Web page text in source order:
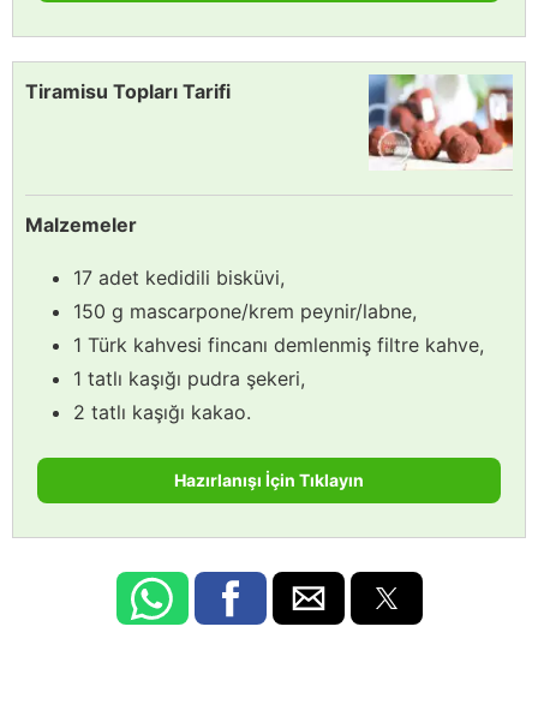
Tiramisu Topları Tarifi
Malzemeler
17 adet kedidili bisküvi,
150 g mascarpone/krem peynir/labne,
1 Türk kahvesi fincanı demlenmiş filtre kahve,
1 tatlı kaşığı pudra şekeri,
2 tatlı kaşığı kakao.
Hazırlanışı İçin Tıklayın